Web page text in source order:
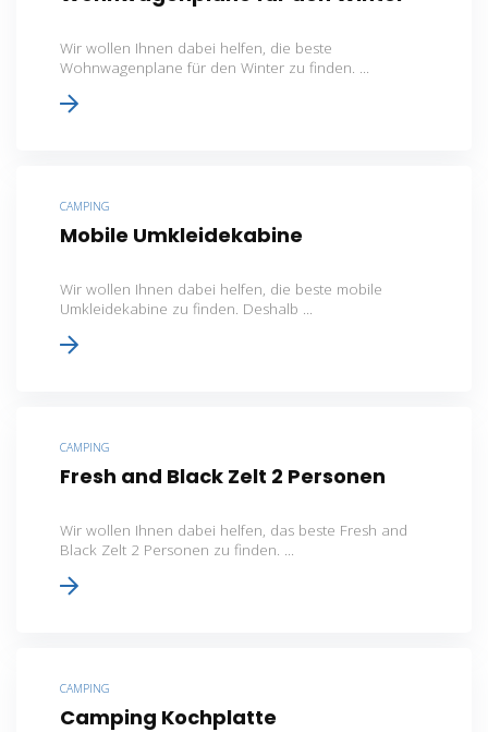
Wir wollen Ihnen dabei helfen, die beste
Wohnwagenplane für den Winter zu finden. ...
CAMPING
Mobile Umkleidekabine
Wir wollen Ihnen dabei helfen, die beste mobile
Umkleidekabine zu finden. Deshalb ...
CAMPING
Fresh and Black Zelt 2 Personen
Wir wollen Ihnen dabei helfen, das beste Fresh and
Black Zelt 2 Personen zu finden. ...
CAMPING
Camping Kochplatte